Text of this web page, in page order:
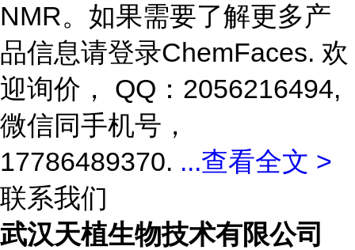
NMR。如果需要了解更多产
品信息请登录ChemFaces. 欢
迎询价， QQ：2056216494,
微信同手机号，
17786489370. ...查看全文 >
联系我们
武汉天植生物技术有限公司